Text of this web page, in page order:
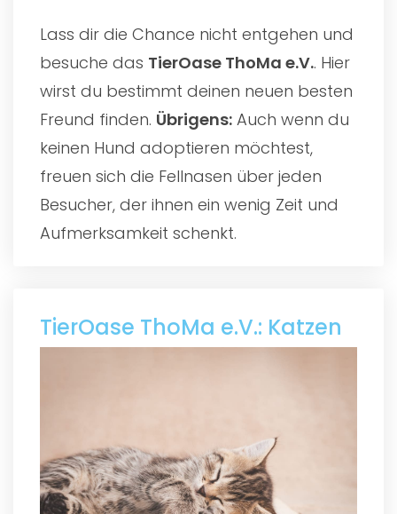
Lass dir die Chance nicht entgehen und
besuche das TierOase ThoMa e.V.. Hier
wirst du bestimmt deinen neuen besten
Freund finden. Übrigens: Auch wenn du
keinen Hund adoptieren möchtest,
freuen sich die Fellnasen über jeden
Besucher, der ihnen ein wenig Zeit und
Aufmerksamkeit schenkt.
TierOase ThoMa e.V.: Katzen